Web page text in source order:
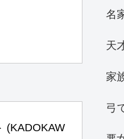
(KADOKAW
名
天
家
弓